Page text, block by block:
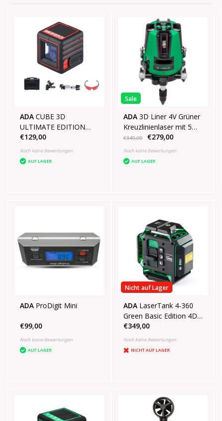
ADA CUBE 3D
ULTIMATE EDITION
SET
€129,00
Noch keine Bewertungen
AUF LAGER
Sale
ADA 3D Liner 4V Grüner
Kreuzlinienlaser mit 5
Linien
€349,00 €279,00
Noch keine Bewertungen
AUF LAGER
ADA ProDigit Mini
€99,00
Noch keine Bewertungen
AUF LAGER
Nicht auf Lager
ADA LaserTank 4-360
Green Basic Edition 4D
Laser in Koffer
€349,00
Noch keine Bewertungen
NICHT AUF LAGER